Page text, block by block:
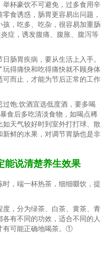
杯豪饮不可避免，过多食用辛
食诱惑，肠胃更容易出问题，
，吃多、吃杂，很容易加重肠
症，诱发腹痛、腹胀、腹泻等
胃疾病，要从生活上入手。
得痛快和吃得痛快就不顾身体
而止，才能为节后正常的工作
饱;饮酒宜选低度酒，要多喝
食后多吃清淡食物，如喝点稀
天气较好时到室外打打球、散
鲜的水果，对调节胃肠也是非
能说清楚养生效果
，端一杯热茶，细细啜饮，提
，分为绿茶、白茶、黄茶、青
有不同的功效，适合不同的人
有可能正确地喝茶。①